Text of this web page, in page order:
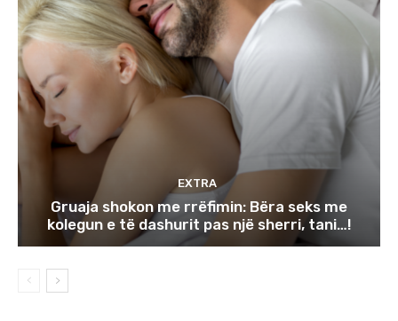
EXTRA
Gruaja shokon me rrëfimin: Bëra seks me
kolegun e të dashurit pas një sherri, tani…!